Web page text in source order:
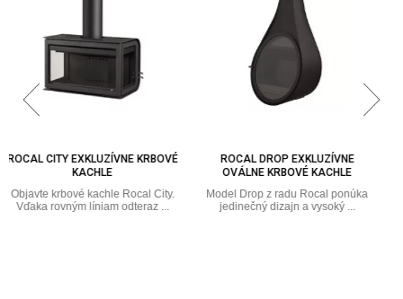
ROCAL DROP EXKLUZÍVNE
OVÁLNE KRBOVÉ KACHLE
Model Drop z radu Rocal ponúka
jedinečný dizajn a vysoký ...
ROCAL D-7 EXKLUZÍVNE
ZÁVESNÉ KRBOVÉ KACHLE
Objavte krbové kachle Rocal D-7,
ktoré sú vďaka dizajnu a ...